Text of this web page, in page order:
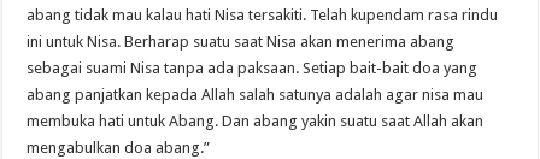
abang tidak mau kalau hati Nisa tersakiti. Telah kupendam rasa rindu
ini untuk Nisa. Berharap suatu saat Nisa akan menerima abang
sebagai suami Nisa tanpa ada paksaan. Setiap bait-bait doa yang
abang panjatkan kepada Allah salah satunya adalah agar nisa mau
membuka hati untuk Abang. Dan abang yakin suatu saat Allah akan
mengabulkan doa abang.”